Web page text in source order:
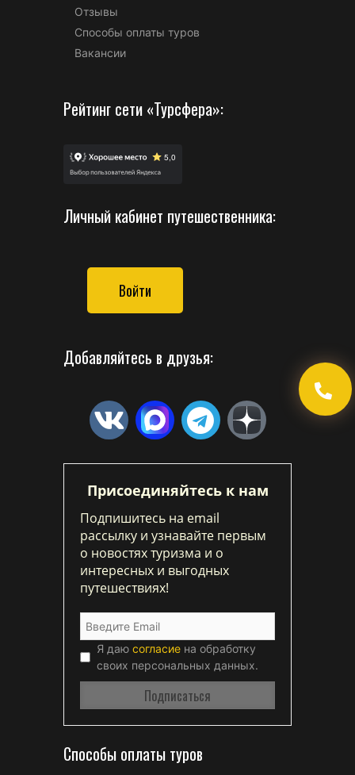
Отзывы
Способы оплаты туров
Вакансии
Рейтинг сети «Турсфера»:
Личный кабинет путешественника:
Войти
Добавляйтесь в друзья:
Присоединяйтесь к нам
Подпишитесь на email
рассылку и узнавайте первым
о новостях туризма и о
интересных и выгодных
путешествиях!
Я даю согласие на обработку
своих персональных данных.
Способы оплаты туров